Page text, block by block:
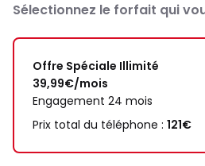
Sélectionnez le forfait qui
Offre Spéciale Illimité
39,99€/mois
Engagement 24 mois
Prix total du téléphone : 121€